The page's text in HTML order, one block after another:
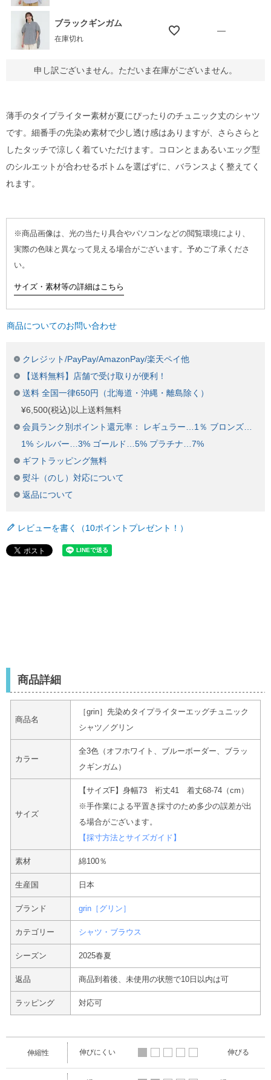
ブラックギンガム
在庫切れ
—
申し訳ございません。ただいま在庫がございません。
薄手のタイプライター素材が夏にぴったりのチュニック丈のシャツ
です。細番手の先染め素材で少し透け感はありますが、さらさらと
したタッチで涼しく着ていただけます。コロンとまあるいエッグ型
のシルエットが合わせるボトムを選ばずに、バランスよく整えてく
れます。
※商品画像は、光の当たり具合やパソコンなどの閲覧環境により、
実際の色味と異なって見える場合がございます。予めご了承くださ
い。
サイズ・素材等の詳細はこちら
商品についてのお問い合わせ
クレジット/PayPay/AmazonPay/楽天ペイ他
【送料無料】店舗で受け取りが便利！
送料 全国一律650円（北海道・沖縄・離島除く）
¥6,500(税込)以上送料無料
会員ランク別ポイント還元率： レギュラー…1％ ブロンズ…
1% シルバー…3% ゴールド…5% プラチナ…7%
ギフトラッピング無料
熨斗（のし）対応について
返品について
レビューを書く（10ポイントプレゼント！）
商品詳細
商品名
［grin］先染めタイプライターエッグチュニック
シャツ／グリン
カラー
全3色（オフホワイト、ブルーボーダー、ブラッ
クギンガム）
サイズ
【サイズF】身幅73 裄丈41 着丈68-74（cm）
※手作業による平置き採寸のため多少の誤差が出
る場合がございます。
【採寸方法とサイズガイド】
素材 綿100％
生産国 日本
ブランド grin［グリン］
カテゴリー シャツ・ブラウス
シーズン 2025春夏
返品 商品到着後、未使用の状態で10日以内は可
ラッピング 対応可
伸縮性 伸びにくい 伸びる